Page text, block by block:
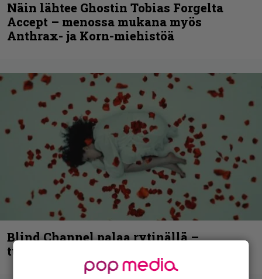
Näin lähtee Ghostin Tobias Forgelta
Accept – menossa mukana myös
Anthrax- ja Korn-miehistöä
Blind Channel palaa rytinällä –
tuplasingle videoineen julki